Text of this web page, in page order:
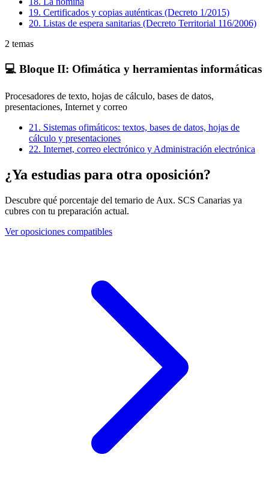
19. Certificados y copias auténticas (Decreto 1/2015)
20. Listas de espera sanitarias (Decreto Territorial 116/2006)
2 temas
💻 Bloque II: Ofimática y herramientas informáticas
Procesadores de texto, hojas de cálculo, bases de datos,
presentaciones, Internet y correo
21 . Sistemas ofimáticos: textos, bases de datos, hojas de
cálculo y presentaciones
22. Internet, correo electrónico y Administración electrónica
¿Ya estudias para otra oposición?
Descubre qué porcentaje del temario de Aux. SCS Canarias ya
cubres con tu preparación actual.
Ver oposiciones compatibles